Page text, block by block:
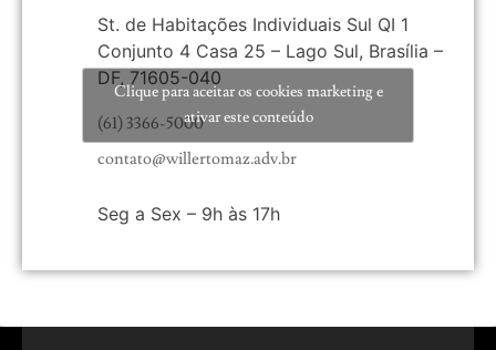
St. de Habitações Individuais Sul QI 1
Conjunto 4 Casa 25 – Lago Sul, Brasília –
DF, 71605-040
(61) 3366-5000
contato@willertomaz.adv.br
Seg a Sex – 9h às 17h
Clique para aceitar os cookies marketing e
ativar este conteúdo